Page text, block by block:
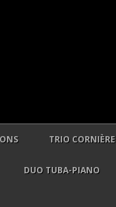
TRIO CORNIÈRE
DUO TUBA-PIANO